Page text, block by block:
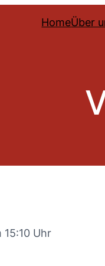
HomeÜber
15:10 Uhr